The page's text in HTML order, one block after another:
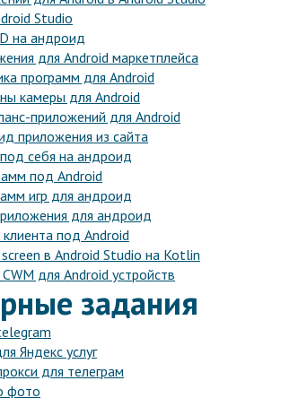
Studio
на андроид
для Android маркетплейса
программ для Android
камеры для Android
приложений для Android
приложения из сайта
себя на андроид
под Android
игр для андроид
для андроид
под Android
в Android Studio на Kotlin
для Android устройств
задания
Яндекс услуг
для телеграм
фото